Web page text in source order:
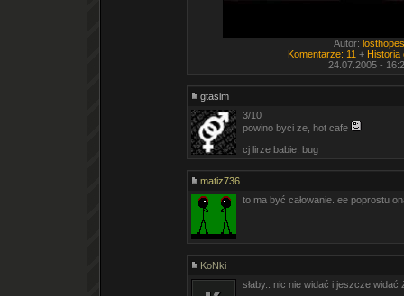
Autor: losthopes
Komentarze: 11 + Historia
24.07.2005 -
gtasim
3/10
powino byci ze, hot cafe
cj lirze babie, bug
matiz736
to ma być całowanie. ee poprostu
KoNki
słaby.. nic nie widać i jeszcze widać